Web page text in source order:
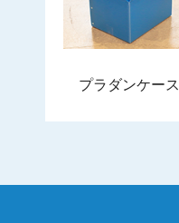
プラダンケース